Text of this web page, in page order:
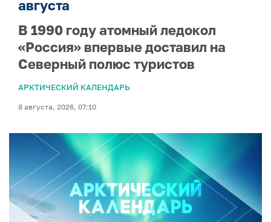
августа
В 1990 году атомный ледокол
«Россия» впервые доставил на
Северный полюс туристов
АРКТИЧЕСКИЙ КАЛЕНДАРЬ
8 августа, 2026, 07:10